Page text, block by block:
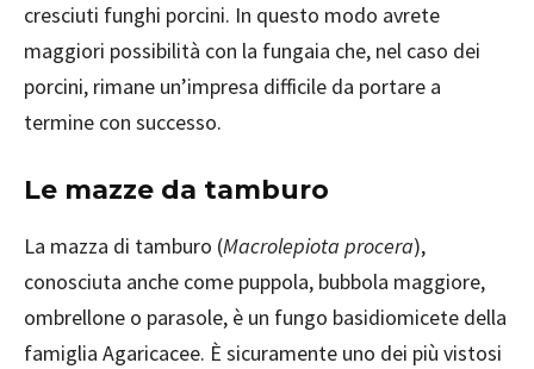
cresciuti funghi porcini. In questo modo avrete
maggiori possibilità con la fungaia che, nel caso dei
porcini, rimane un’impresa difficile da portare a
termine con successo.
Le mazze da tamburo
La mazza di tamburo (Macrolepiota procera),
conosciuta anche come puppola, bubbola maggiore,
ombrellone o parasole, è un fungo basidiomicete della
famiglia Agaricacee. È sicuramente uno dei più vistosi